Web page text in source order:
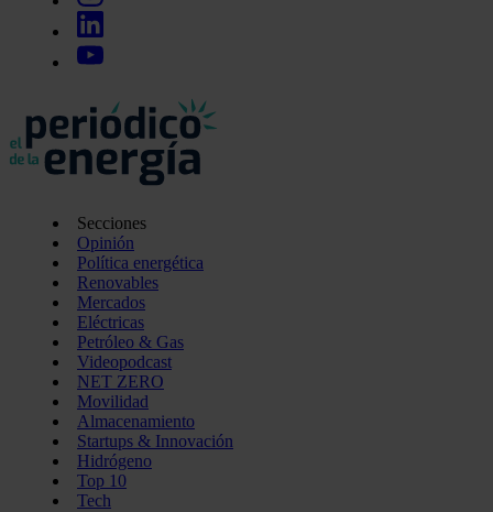
Secciones
Opinión
Política energética
Renovables
Mercados
Eléctricas
Petróleo & Gas
Videopodcast
NET ZERO
Movilidad
Almacenamiento
Startups & Innovación
Hidrógeno
Top 10
Tech